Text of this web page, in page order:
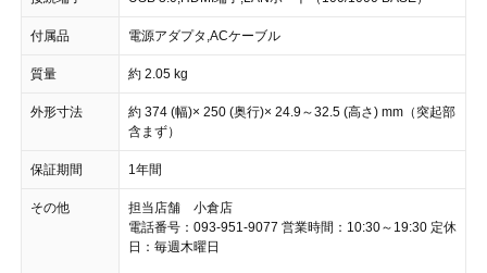
付属品 電源アダプタ,ACケーブル
質量 約 2.05 kg
外形寸法
約 374 (幅)× 250 (奥行)× 24.9～32.5 (高さ) mm（突起部
含まず）
保証期間 1年間
その他
担当店舗 小倉店
電話番号：093-951-9077 営業時間：10:30～19:30 定休
日：毎週木曜日